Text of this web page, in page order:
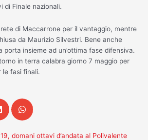
di Finale nazionali.
di Maccarrone per il vantaggio, mentre
da Maurizio Silvestri. Bene anche
porta insieme ad un’ottima fase difensiva.
in terra calabra giorno 7 maggio per
le fasi finali.
domani ottavi d’andata al Polivalente